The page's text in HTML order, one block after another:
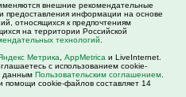
внешние рекомендательные
предоставления информации на основе
относящихся к предпочтениям
на территории Российской
технологий
Метрика AppMetrica и LiveInternet.
с использованием cookie-
данным Пользовательским соглашением
помощи cookie-файлов составляет 14